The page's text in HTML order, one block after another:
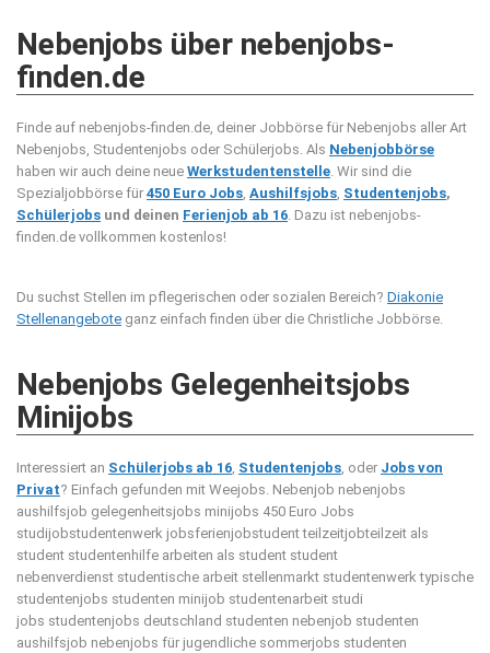
Nebenjobs über nebenjobs-
finden.de
Finde auf nebenjobs-finden.de, deiner Jobbörse für Nebenjobs aller Art
Nebenjobs, Studentenjobs oder Schülerjobs. Als Nebenjobbörse
haben wir auch deine neue Werkstudentenstelle. Wir sind die
Spezialjobbörse für 450 Euro Jobs, Aushilfsjobs, Studentenjobs,
Schülerjobs und deinen Ferienjob ab 16. Dazu ist nebenjobs-
finden.de vollkommen kostenlos!
Du suchst Stellen im pflegerischen oder sozialen Bereich? Diakonie
Stellenangebote ganz einfach finden über die Christliche Jobbörse.
Nebenjobs Gelegenheitsjobs
Minijobs
Interessiert an Schülerjobs ab 16, Studentenjobs, oder Jobs von
Privat? Einfach gefunden mit Weejobs. Nebenjob nebenjobs
aushilfsjob gelegenheitsjobs minijobs 450 Euro Jobs
studijobstudentenwerk jobsferienjobstudent teilzeitjobteilzeit als
student studentenhilfe arbeiten als student student
nebenverdienst studentische arbeit stellenmarkt studentenwerk typische
studentenjobs studenten minijob studentenarbeit studi
jobs studentenjobs deutschland studenten nebenjob studenten
aushilfsjob nebenjobs für jugendliche sommerjobs studenten